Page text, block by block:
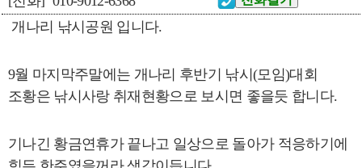
개나리 낚시공원 입니다.
9월 마지막주말에는 개나리 후반기 낚시(모임)대회
조황은 낚시사랑 취재현황으로 보시면 좋을듯 합니다.
기나긴 황금연휴가 끝나고 일상으로 돌아가 적응하기에